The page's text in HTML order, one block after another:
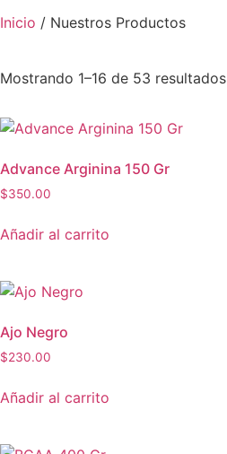
Inicio / Nuestros Productos
Mostrando 1–16 de 53 resultados
Advance Arginina 150 Gr
$350.00
Añadir al carrito
Ajo Negro
$230.00
Añadir al carrito